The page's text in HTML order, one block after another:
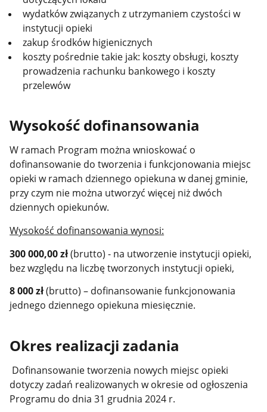
wydatków związanych z utrzymaniem czystości w
instytucji opieki
zakup środków higienicznych
koszty pośrednie takie jak: koszty obsługi, koszty
prowadzenia rachunku bankowego i koszty
przelewów
Wysokość dofinansowania
W ramach Program można wnioskować o
dofinansowanie do tworzenia i funkcjonowania miejsc
opieki w ramach dziennego opiekuna w danej gminie,
przy czym nie można utworzyć więcej niż dwóch
dziennych opiekunów.
Wysokość dofinansowania wynosi:
300 000,00 zł(brutto) - na utworzenie instytucji opieki,
bez względu na liczbę tworzonych instytucji opieki,
8 000 zł(brutto) – dofinansowanie funkcjonowania
jednego dziennego opiekuna miesięcznie.
Okres realizacji zadania
Dofinansowanie tworzenia nowych miejsc opieki
dotyczy zadań realizowanych w okresie od ogłoszenia
Programu do dnia 31 grudnia 2024 r.